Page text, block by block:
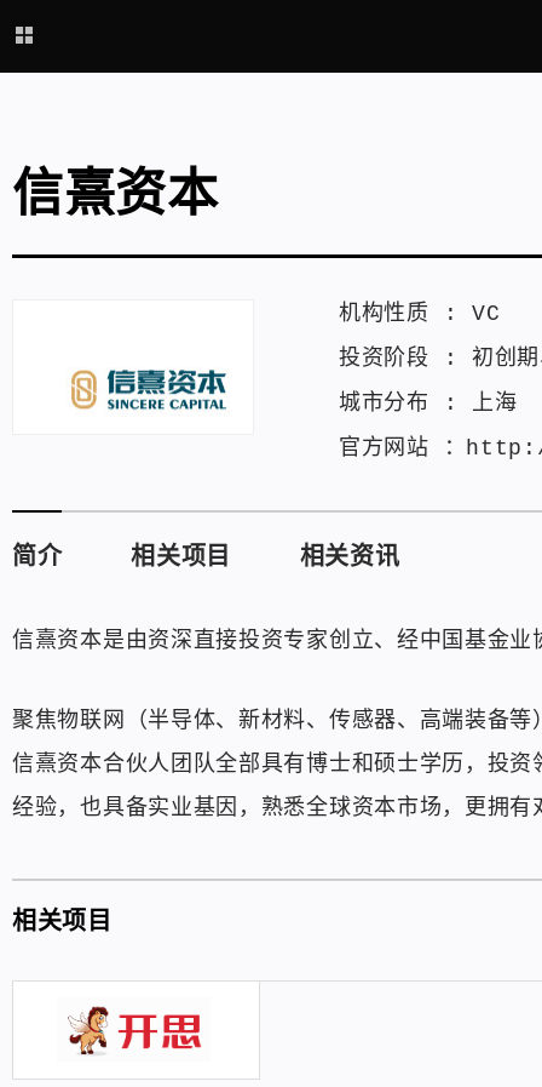
信熹资本
机构性质 : VC
投资阶段 : 初创期
城市分布 : 上海
官方网站 ：
简介 相关项目 相关资讯
信熹资本是由资深直接投资专家创立、经中国基金
聚焦物联网（半导体、新材料、传感器、高端装备
信熹资本合伙人团队全部具有博士和硕士学历，投
经验，也具备实业基因，熟悉全球资本市场，更拥
相关项目